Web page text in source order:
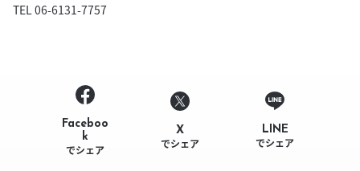
TEL 06-6131-7757
Faceboo
k
でシェア
X
でシェア
LINE
でシェア